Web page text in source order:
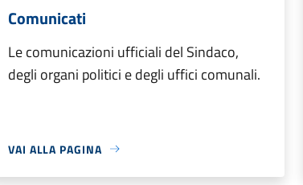
Comunicati
Le comunicazioni ufficiali del Sindaco,
degli organi politici e degli uffici comunali.
VAI ALLA PAGINA